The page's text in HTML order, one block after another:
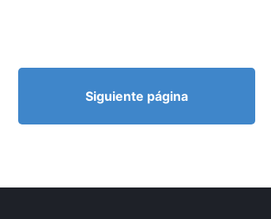
Siguiente página